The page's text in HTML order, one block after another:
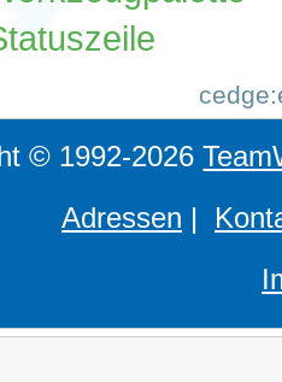
© 1992-2026
Adressen |